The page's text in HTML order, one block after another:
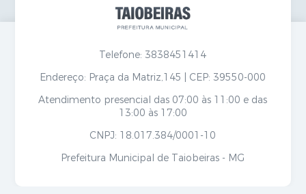
Telefone: 3838451414
Endereço: Praça da Matriz,145 | CEP: 39550-000
Atendimento presencial das 07:00 às 11:00 e das
13:00 às 17:00
CNPJ: 18.017.384/0001-10
Prefeitura Municipal de Taiobeiras - MG